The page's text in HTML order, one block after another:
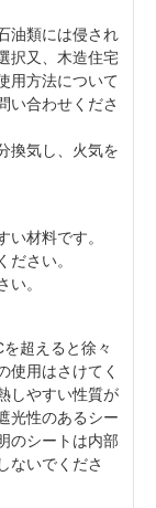
油類には侵され
択又、木造住宅
用方法について
い合わせくださ
換気し、火気を
い材料です。
ださい。
い。
超えると徐々
使用はさけてく
しやすい性質が
光性のあるシー
のシートは内部
ないでくださ